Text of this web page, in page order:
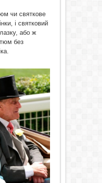
чи святкове
і святковий
або ж
без